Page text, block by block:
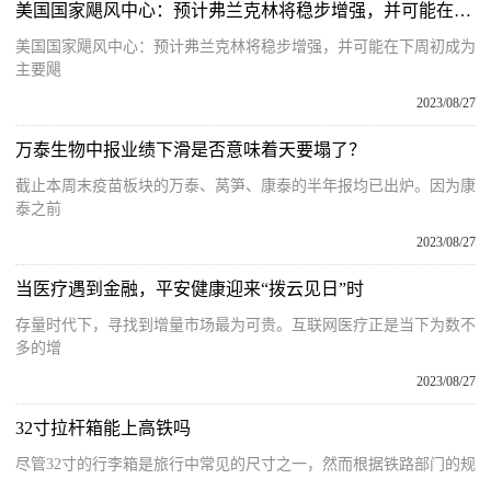
美国国家飓风中心：预计弗兰克林将稳步增强，并可能在下周初成为主要飓风。
美国国家飓风中心：预计弗兰克林将稳步增强，并可能在下周初成为
主要飓
2023/08/27
万泰生物中报业绩下滑是否意味着天要塌了？
截止本周末疫苗板块的万泰、莴笋、康泰的半年报均已出炉。因为康
泰之前
2023/08/27
当医疗遇到金融，平安健康迎来“拨云见日”时
存量时代下，寻找到增量市场最为可贵。互联网医疗正是当下为数不
多的增
2023/08/27
32寸拉杆箱能上高铁吗
尽管32寸的行李箱是旅行中常见的尺寸之一，然而根据铁路部门的规